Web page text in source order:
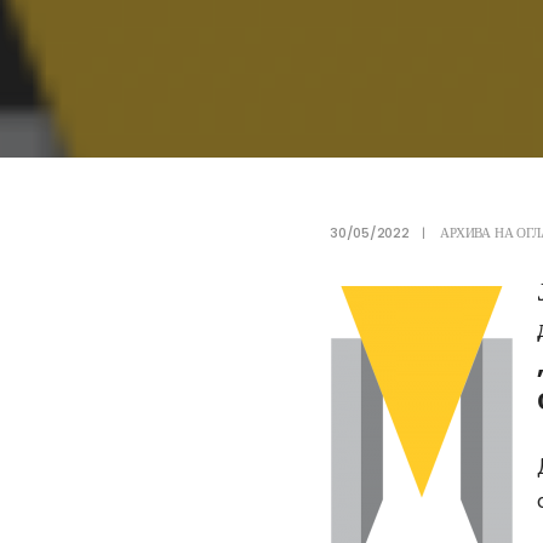
30/05/2022 | АРХИВА НА